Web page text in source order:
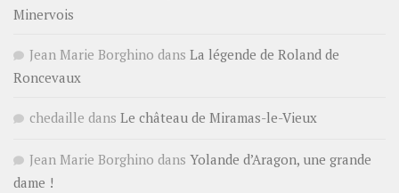
Minervois
Jean Marie Borghino dans La légende de Roland de
Roncevaux
chedaille dans Le château de Miramas-le-Vieux
Jean Marie Borghino dans Yolande d’Aragon, une grande
dame !